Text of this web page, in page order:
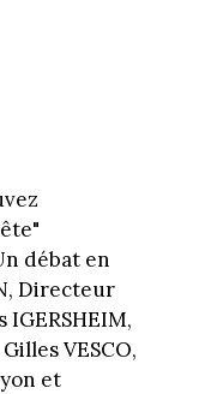
débat en
Directeur
IGERSHEIM,
VESCO,
et